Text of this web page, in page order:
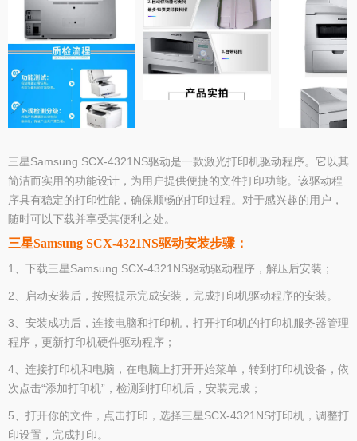
三星Samsung SCX-4321NS驱动是一款激光打印机驱动程序。它以其
简洁而实用的功能设计，为用户提供便捷的文件打印功能。该驱动程
序具有稳定的打印性能，确保顺畅的打印过程。对于感兴趣的用户，
随时可以下载并享受其便利之处。
三星Samsung SCX-4321NS驱动安装步骤：
1、下载三星Samsung SCX-4321NS驱动驱动程序，解压后安装；
2、启动安装后，按照提示完成安装，完成打印机驱动程序的安装。
3、安装成功后，连接电脑和打印机，打开打印机的打印机服务器管理
程序，更新打印机硬件驱动程序；
4、连接打印机和电脑，在电脑上打开开始菜单，转到打印机设备，依
次点击“添加打印机”，检测到打印机后，安装完成；
5、打开你的文件，点击打印，选择三星SCX-4321NS打印机，调整打
印设置，完成打印。